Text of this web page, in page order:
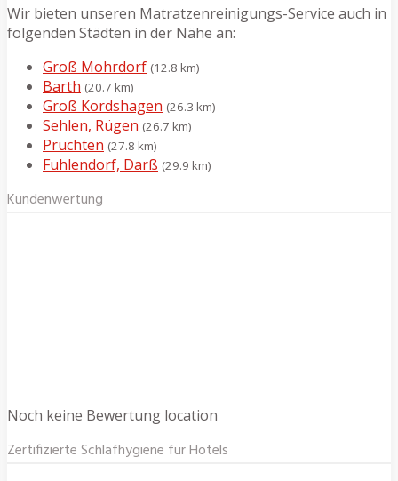
Wir bieten unseren Matratzenreinigungs-Service auch in
folgenden Städten in der Nähe an:
Groß Mohrdorf (12.8 km)
Barth (20.7 km)
Groß Kordshagen (26.3 km)
Sehlen, Rügen (26.7 km)
Pruchten (27.8 km)
Fuhlendorf, Darß (29.9 km)
Kundenwertung
Noch keine Bewertung location
Zertifizierte Schlafhygiene für Hotels